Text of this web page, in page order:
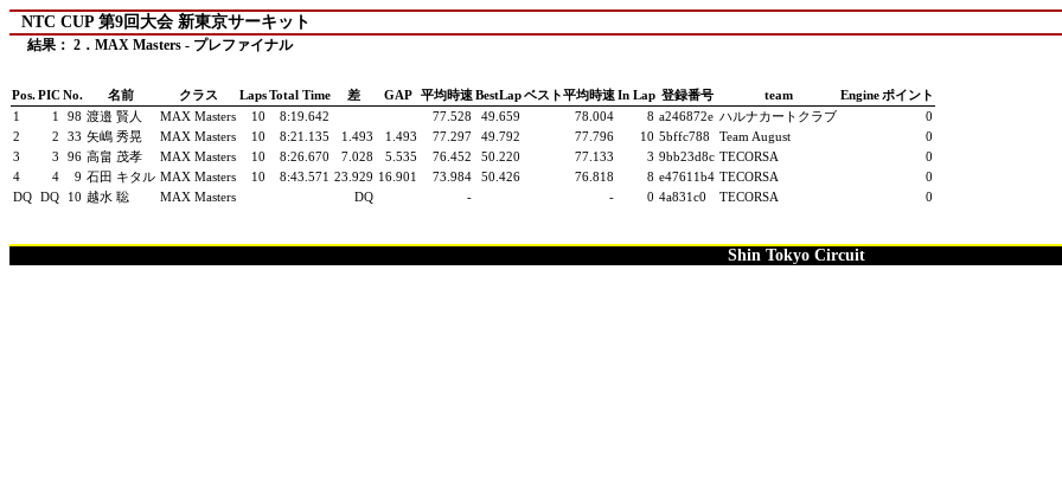
NTC CUP 第9回大会 新東京サーキット
結果： 2．MAX Masters - プレファイナル
Pos.PICNo. 名前 クラス LapsTotal Time 差 GAP 平均時速BestLapベスト平均時速In Lap 登録番号 team Engine ポイント
1
1 98 渡邉 賢人 MAX Masters 10 8:19.642 77.528 49.659 78.004 8 a246872e ハルナカートクラブ
0
2
2 33 矢嶋 秀晃 MAX Masters 10 8:21.135 1.493 1.493 77.297 49.792 77.796 10 5bffc788 Team August
0
3
3 96 高畠 茂孝 MAX Masters 10 8:26.670 7.028 5.535 76.452 50.220 77.133 3 9bb23d8c TECORSA
0
4
4 9 石田 キタル MAX Masters 10 8:43.571 23.929 16.901 73.984 50.426 76.818 8 e47611b4 TECORSA
0
DQ DQ 10 越水 聡 MAX Masters DQ - - 0 4a831c0 TECORSA 0
Shin Tokyo Circuit